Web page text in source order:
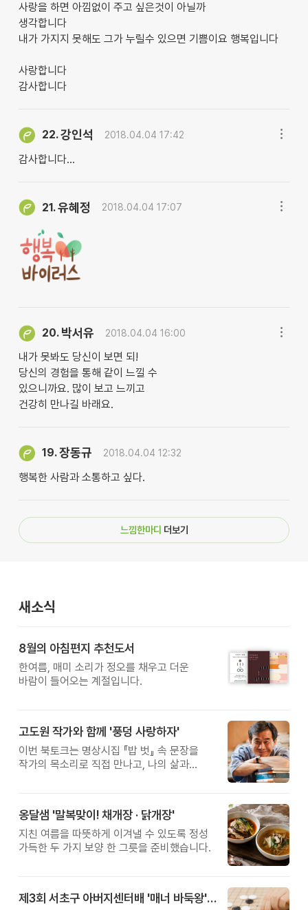
사랑을 하면 아낌없이 주고 싶은것이 아닐까
생각합니다
내가 가지지 못해도 그가 누릴수 있으면 기쁨이요 행복입니다
사랑합니다
감사합니다
22.강인석 2018.04.04 17:42
감사합니다...
21.유혜정 2018.04.04 17:07
20. 박서유 2018.04.04 16:00
내가 못봐도 당신이 보면 되!
당신의 경험을 통해 같이 느낄 수
있으니까요. 많이 보고 느끼고
건강히 만나길 바래요.
19.장동규 2018.04.04 12:32
행복한 사람과 소통하고 싶다.
느낌한마디 더보기
새소식
8월의 아침편지 추천도서
한여름, 매미 소리가 정오를 채우고 더운
바람이 들어오는 계절입니다.
고도원 작가와 함께 '풍덩 사랑하자'
이번 북토크는 명상시집 『밥 벗』 속 문장을
작가의 목소리로 직접 만나고, 나의 삶과
옹달샘 '말복맞이! 채개장 · 닭개장'
지친 여름을 따뜻하게 이겨낼 수 있도록 정성
가득한 두 가지 보양 한 그릇을 준비했습니다.
제3회 서초구 아버지센터배 '매너 바둑왕' 대회